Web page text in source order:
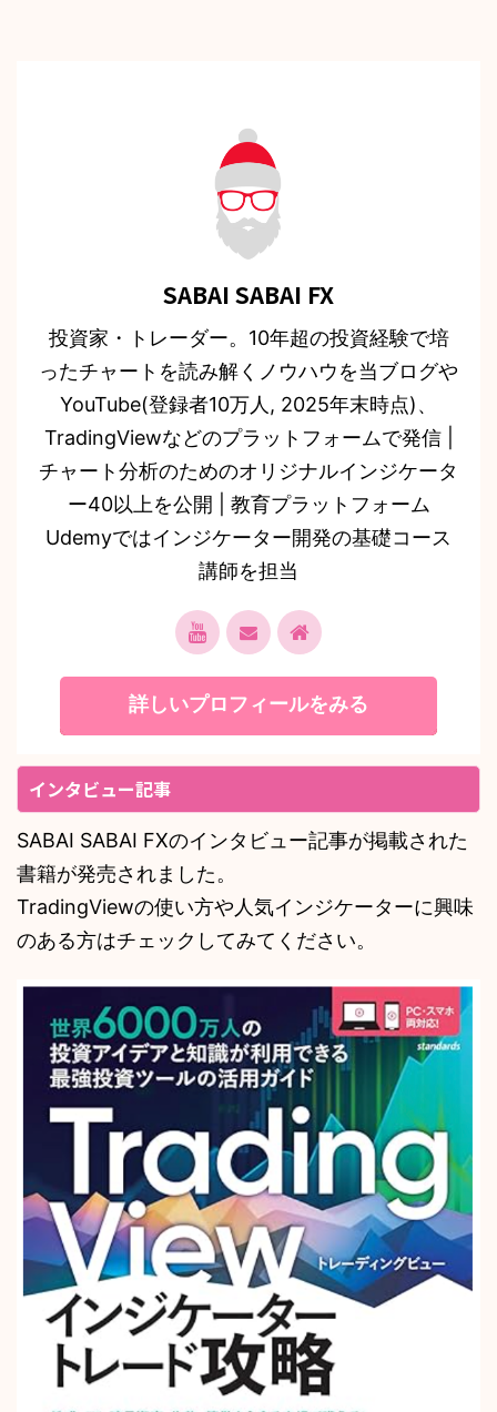
SABAI SABAI FX
投資家・トレーダー。10年超の投資経験で培
ったチャートを読み解くノウハウを当ブログや
YouTube(登録者10万人, 2025年末時点)、
TradingViewなどのプラットフォームで発信 |
チャート分析のためのオリジナルインジケータ
ー40以上を公開 | 教育プラットフォーム
Udemyではインジケーター開発の基礎コース
講師を担当
詳しいプロフィールをみる
インタビュー記事
SABAI SABAI FXのインタビュー記事が掲載された
書籍が発売されました。
TradingViewの使い方や人気インジケーターに興味
のある方はチェックしてみてください。